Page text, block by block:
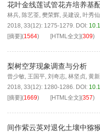
花叶金线莲试管花卉培养基
林兵, 陈艺荃, 樊荣辉, 吴建设, 叶秀仙
2018, 33(12): 1275-1279. DOI:
[摘要](1564) [HTML全文](309)
梨树空芽现象调查与分析
曾少敏, 王国平, 刘奇志, 林坚贞, 黄
2018, 33(12): 1280-1286. DOI:
[摘要](1669) [HTML全文](357)
间作紫云英对退化土壤中猕